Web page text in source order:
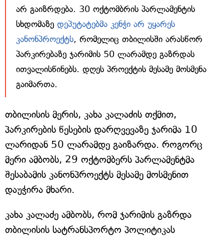
არ გაიზრდება. 30 ოქტომბრის პარლამენტის
სხდომაზე დეპუტატებმა კენჭი არ უყარეს
კანონპროექტს, რომელიც თბილისში არასწორ
პარკირებაზე ჯარიმის 50 ლარამდე გაზრდას
ითვალისწინებს. დღეს პროექტის მესამე მოსმენა
გაიმართა.
თბილისის მერის, კახა კალაძის თქმით,
პარკირების წესების დარღვევაზე ჯარიმა 10
ლარიდან 50 ლარამდე გაიზარდა. როგორც
მერი ამბობს, 29 ოქტომბერს პარლამენტმა
შესაბამის კანონპროექტს მესამე მოსმენით
დაუჭირა მხარი.
კახა კალაძე ამბობს, რომ ჯარიმის გაზრდა
თბილისის სატრანსპორტო პოლიტიკას